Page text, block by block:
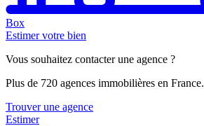
Box
Estimer votre bien
Vous souhaitez contacter une agence ?
Plus de 720 agences immobilières en France.
Trouver une agence
Estimer